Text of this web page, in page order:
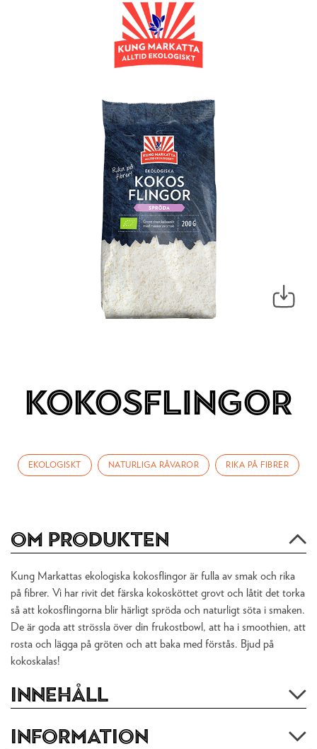
Kokosflingor
EKOLOGISKT NATURLIGA RÅVAROR RIKA PÅ FIBRER
Om produkten
Kung Markattas ekologiska kokosflingor är fulla av smak och rika
på fibrer. Vi har rivit det färska kokosköttet grovt och låtit det torka
så att kokosflingorna blir härligt spröda och naturligt söta i smaken.
De är goda att strössla över din frukostbowl, att ha i smoothien, att
rosta och lägga på gröten och att baka med förstås. Bjud på
kokoskalas!
Innehåll
Information